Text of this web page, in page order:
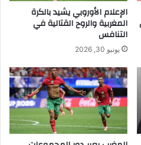
الإعلام الأوروبي يشيد بالكرة
المغربية والروح القتالية في
التنافس
يونيو 30, 2026